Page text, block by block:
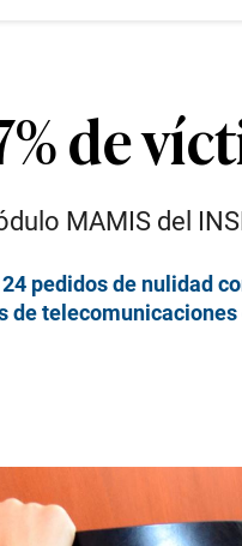
de
MAMIS del
pedidos de nulidad
de